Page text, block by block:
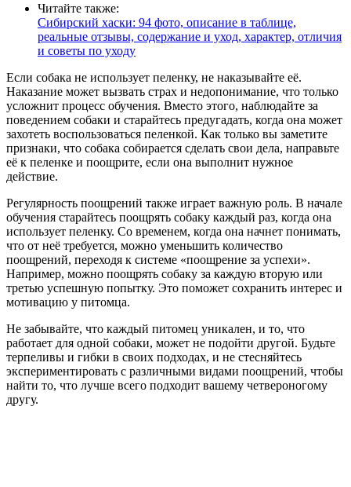
Читайте также:
Сибирский хаски: 94 фото, описание в таблице,
реальные отзывы, содержание и уход, характер, отличия
и советы по уходу
Если собака не использует пеленку, не наказывайте её.
Наказание может вызвать страх и недопонимание, что только
усложнит процесс обучения. Вместо этого, наблюдайте за
поведением собаки и старайтесь предугадать, когда она может
захотеть воспользоваться пеленкой. Как только вы заметите
признаки, что собака собирается сделать свои дела, направьте
её к пеленке и поощрите, если она выполнит нужное
действие.
Регулярность поощрений также играет важную роль. В начале
обучения старайтесь поощрять собаку каждый раз, когда она
использует пеленку. Со временем, когда она начнет понимать,
что от неё требуется, можно уменьшить количество
поощрений, переходя к системе «поощрение за успехи».
Например, можно поощрять собаку за каждую вторую или
третью успешную попытку. Это поможет сохранить интерес и
мотивацию у питомца.
Не забывайте, что каждый питомец уникален, и то, что
работает для одной собаки, может не подойти другой. Будьте
терпеливы и гибки в своих подходах, и не стесняйтесь
экспериментировать с различными видами поощрений, чтобы
найти то, что лучше всего подходит вашему четвероногому
другу.